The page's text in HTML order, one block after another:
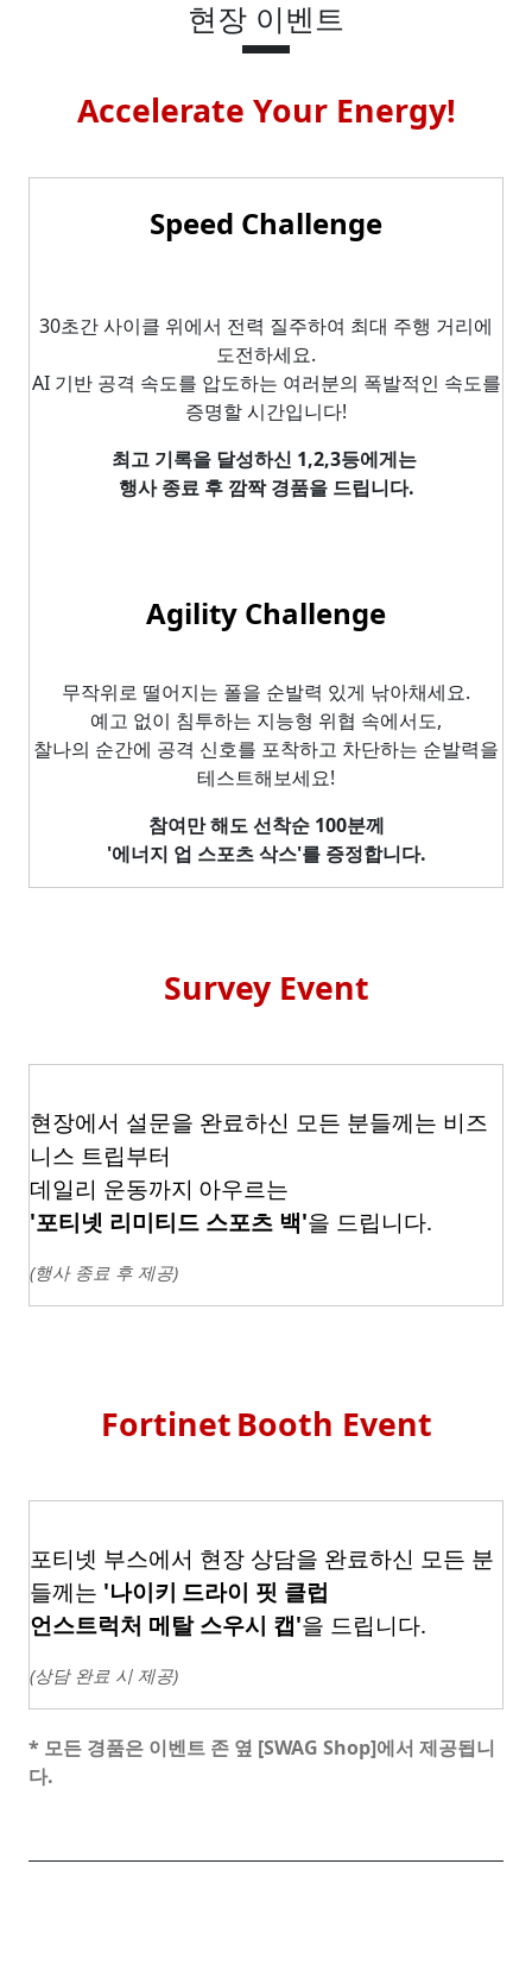
현장 이벤트
Accelerate Your Energy!
Speed Challenge
30초간 사이클 위에서 전력 질주하여 최대 주행 거리에
도전하세요.
AI 기반 공격 속도를 압도하는 여러분의 폭발적인 속도를
증명할 시간입니다!
최고 기록을 달성하신 1,2,3등에게는
행사 종료 후 깜짝 경품을 드립니다.
Agility Challenge
무작위로 떨어지는 폴을 순발력 있게 낚아채세요.
예고 없이 침투하는 지능형 위협 속에서도,
찰나의 순간에 공격 신호를 포착하고 차단하는 순발력을
테스트해보세요!
참여만 해도 선착순 100분께
'에너지 업 스포츠 삭스'를 증정합니다.
Survey Event
현장에서 설문을 완료하신 모든 분들께는 비즈
니스 트립부터
데일리 운동까지 아우르는
'포티넷 리미티드 스포츠 백'을 드립니다.
(행사 종료 후 제공)
FortinetBooth Event
포티넷 부스에서 현장 상담을 완료하신 모든 분
들께는 '나이키 드라이 핏 클럽
언스트럭처 메탈 스우시 캡'을 드립니다.
(상담 완료 시 제공)
* 모든 경품은 이벤트 존 옆 [SWAG Shop]에서 제공됩니
다.